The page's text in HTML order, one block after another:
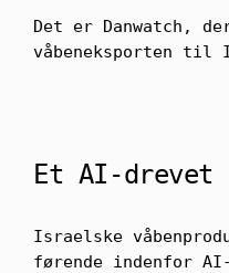
Det er Danwatch,
våbeneksporten til
Et AI-drevet
Israelske
førende indenfor AI-